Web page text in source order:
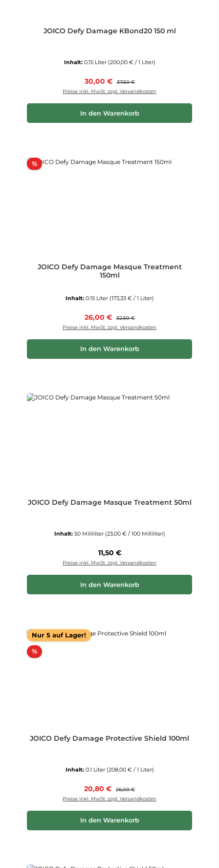
JOICO Defy Damage KBond20 150 ml
Inhalt: 0.15 Liter (200,00 € / 1 Liter)
Verkaufspreis:
30,00 € Regulärer Preis:
37,50 €
Preise inkl. MwSt. zzgl. Versandkosten
In den Warenkorb
%Rabatt
JOICO Defy Damage Masque Treatment
150ml
Inhalt: 0.15 Liter (173,33 € / 1 Liter)
Verkaufspreis:
26,00 € Regulärer Preis:
32,50 €
Preise inkl. MwSt. zzgl. Versandkosten
In den Warenkorb
JOICO Defy Damage Masque Treatment 50ml
Inhalt: 50 Milliliter (23,00 € / 100 Milliliter)
Regulärer Preis:
11,50 €
Preise inkl. MwSt. zzgl. Versandkosten
In den Warenkorb
Nur 5 auf Lager!
%Rabatt
JOICO Defy Damage Protective Shield 100ml
Inhalt: 0.1 Liter (208,00 € / 1 Liter)
Verkaufspreis:
20,80 € Regulärer Preis:
26,00 €
Preise inkl. MwSt. zzgl. Versandkosten
In den Warenkorb